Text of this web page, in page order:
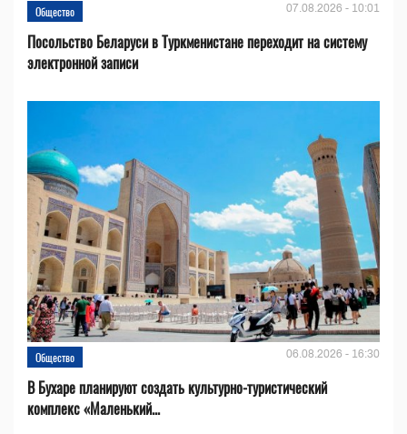
Общество 07.08.2026 - 10:01
Посольство Беларуси в Туркменистане переходит на систему
электронной записи
Общество 06.08.2026 - 16:30
В Бухаре планируют создать культурно-туристический
комплекс «Маленький...